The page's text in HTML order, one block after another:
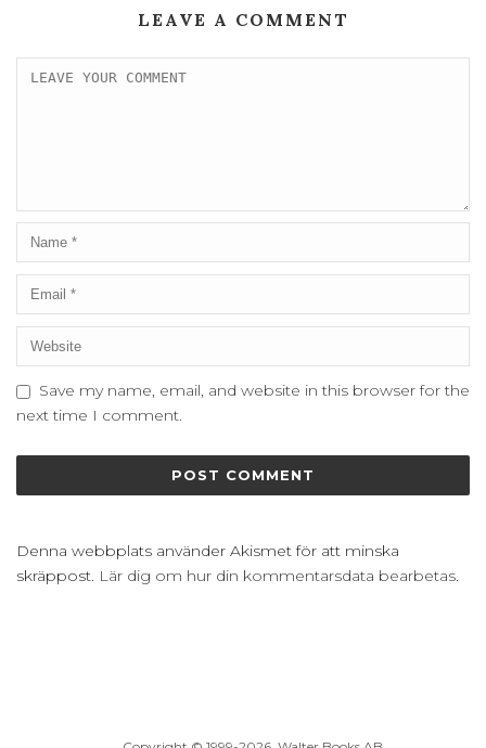
LEAVE A COMMENT
Save my name, email, and website in this browser for the
next time I comment.
Denna webbplats använder Akismet för att minska
skräppost. Lär dig om hur din kommentarsdata bearbetas.